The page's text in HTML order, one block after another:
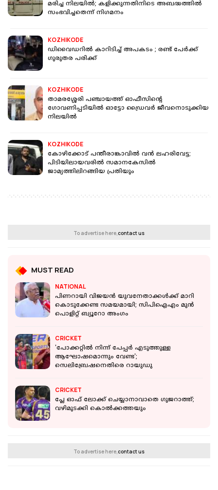
മരിച്ച നിലയിൽ; കളിക്കുന്നതിനിടെ അബദ്ധത്തിൽ
സംഭവിച്ചതെന്ന് നി​ഗമനം
KOZHIKODE
ഡിവൈഡറിൽ കാറിടിച്ച് അപകടം ; രണ്ട് പേർക്ക്
ഗുരുതര പരിക്ക്
KOZHIKODE
താമരശ്ശേരി പഞ്ചായത്ത് ഓഫീസിന്റെ
ഗോവണിപ്പടിയില്‍ ഓട്ടോ ഡ്രൈവര്‍ ജീവനൊടുക്കിയ
നിലയില്‍
KOZHIKODE
കോഴിക്കോട് പന്തീരാങ്കാവില്‍ വന്‍ ലഹരിവേട്ട;
പിടിയിലായവരില്‍ സമാനകേസില്‍
ജാമ്യത്തിലിറങ്ങിയ പ്രതിയും
To advertise here,contact us
MUST READ
NATIONAL
പിണറായി വിജയന്‍ യുവനേതാക്കൾക്ക് മാറി
കൊടുക്കേണ്ട സമയമായി; സിപിഐഎം മുന്‍
പൊളിറ്റ് ബ്യൂറോ അംഗം
CRICKET
'പോക്കറ്റിൽ നിന്ന് പേപ്പർ എടുത്തുള്ള
ആഘോഷമൊന്നും വേണ്ട';
സെലിബ്രേഷനെതിരെ റായുഡു
CRICKET
പ്ലേ ഓഫ് ലോക്ക് ചെയ്യാനാവാതെ ഗുജറാത്ത്;
വഴിമുടക്കി കൊൽക്കത്തയും
To advertise here,contact us